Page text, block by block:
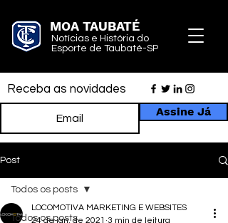
MOA TAUBATÉ
Notícias e História do
Esporte de Taubaté-SP
Receba as novidades
Assine Já
Post
Todos os posts
Todos os posts
LOCOMOTIVA MARKETING E WEBSITES
24 de jan. de 2021 3 min de leitura